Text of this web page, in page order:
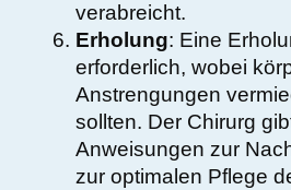
verabreicht.
Erholung: Eine
erforderlich, wobei
Anstrengungen
sollten. Der Chirurg
Anweisungen zur
zur optimalen Pflege